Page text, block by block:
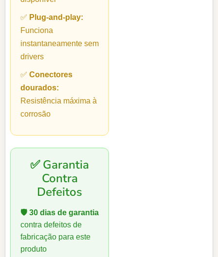
✅ Plug-and-play:
Funciona
instantaneamente sem
drivers
✅ Conectores
dourados:
Resistência máxima à
corrosão
✅ Garantia
Contra
Defeitos
🛡️ 30 dias de garantia
contra defeitos de
fabricação para este
produto